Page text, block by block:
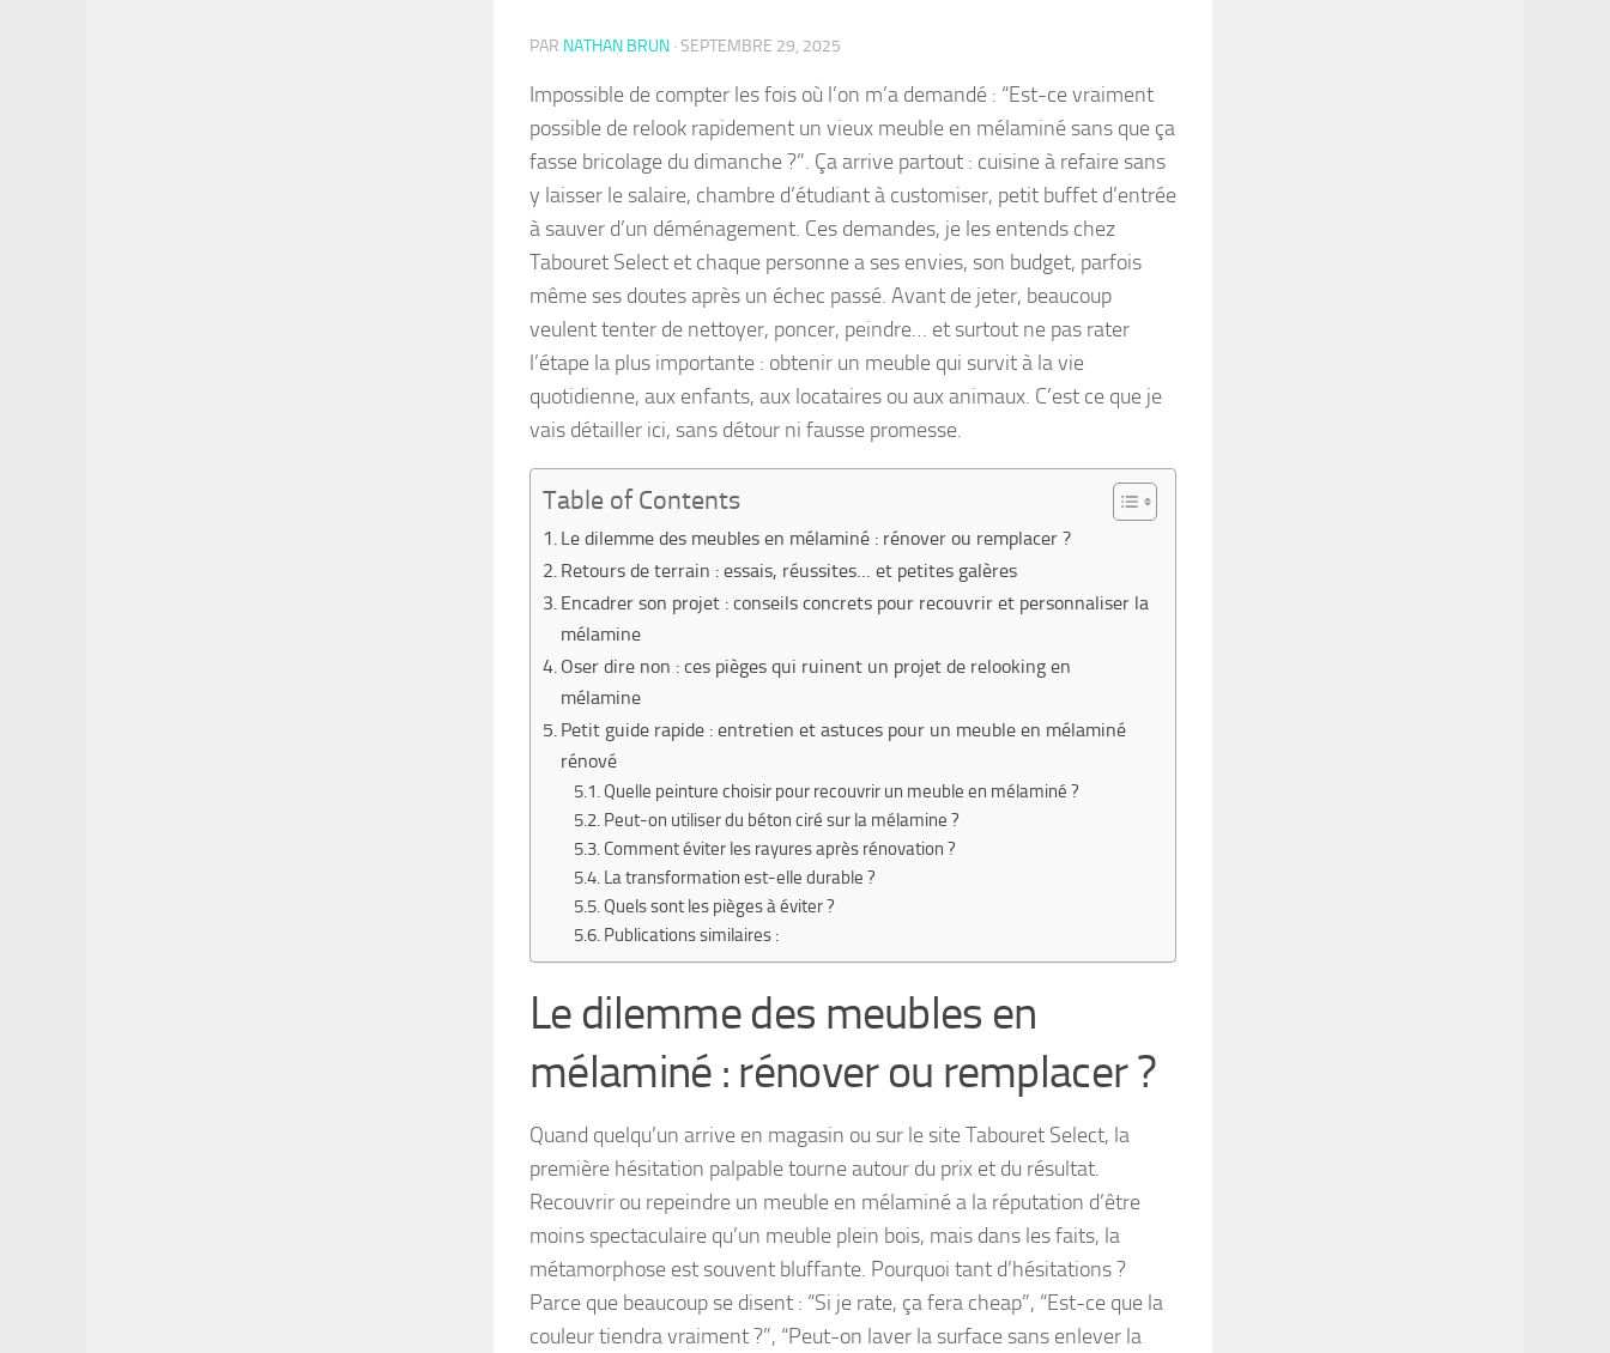
PAR NATHAN BRUN · SEPTEMBRE 29, 2025
Impossible de compter les fois où l’on m’a demandé : “Est-ce vraiment
possible de relook rapidement un vieux meuble en mélaminé sans que ça
fasse bricolage du dimanche ?”. Ça arrive partout : cuisine à refaire sans
y laisser le salaire, chambre d’étudiant à customiser, petit buffet d’entrée
à sauver d’un déménagement. Ces demandes, je les entends chez
Tabouret Select et chaque personne a ses envies, son budget, parfois
même ses doutes après un échec passé. Avant de jeter, beaucoup
veulent tenter de nettoyer, poncer, peindre… et surtout ne pas rater
l’étape la plus importante : obtenir un meuble qui survit à la vie
quotidienne, aux enfants, aux locataires ou aux animaux. C’est ce que je
vais détailler ici, sans détour ni fausse promesse.
Table of Contents
Le dilemme des meubles en mélaminé : rénover ou remplacer ?
Retours de terrain : essais, réussites… et petites galères
Encadrer son projet : conseils concrets pour recouvrir et personnaliser la
mélamine
Oser dire non : ces pièges qui ruinent un projet de relooking en
mélamine
Petit guide rapide : entretien et astuces pour un meuble en mélaminé
rénové
Quelle peinture choisir pour recouvrir un meuble en mélaminé ?
Peut-on utiliser du béton ciré sur la mélamine ?
Comment éviter les rayures après rénovation ?
La transformation est-elle durable ?
Quels sont les pièges à éviter ?
Publications similaires :
Le dilemme des meubles en
mélaminé : rénover ou remplacer ?
Quand quelqu’un arrive en magasin ou sur le site Tabouret Select, la
première hésitation palpable tourne autour du prix et du résultat.
Recouvrir ou repeindre un meuble en mélaminé a la réputation d’être
moins spectaculaire qu’un meuble plein bois, mais dans les faits, la
métamorphose est souvent bluffante. Pourquoi tant d’hésitations ?
Parce que beaucoup se disent : “Si je rate, ça fera cheap”, “Est-ce que la
couleur tiendra vraiment ?”, “Peut-on laver la surface sans enlever la